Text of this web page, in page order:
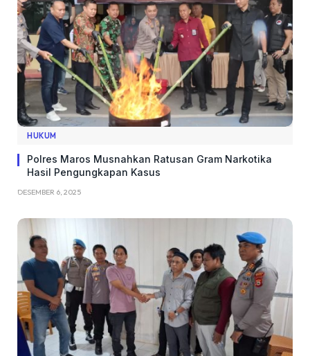
HUKUM
Polres Maros Musnahkan Ratusan Gram Narkotika
Hasil Pengungkapan Kasus
DESEMBER 6, 2025